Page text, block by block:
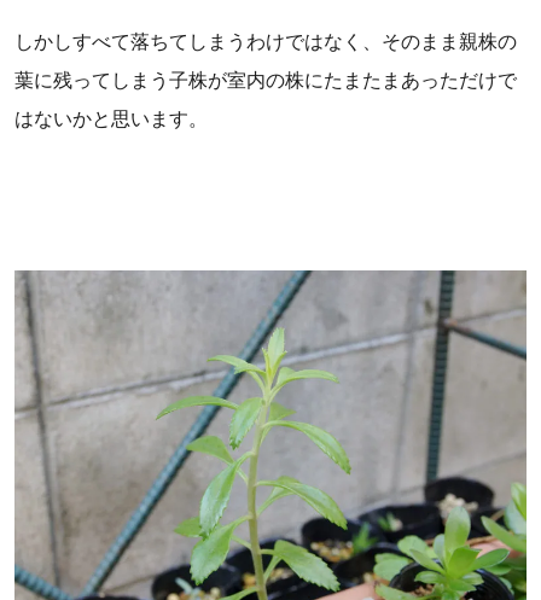
しかしすべて落ちてしまうわけではなく、そのまま親株の
葉に残ってしまう子株が室内の株にたまたまあっただけで
はないかと思います。